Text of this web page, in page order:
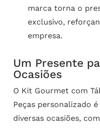
marca torna o
exclusivo,
empresa.
Um Presente
Ocasiões
O Kit Gourmet com
Peças personalizado
diversas ocasiões,